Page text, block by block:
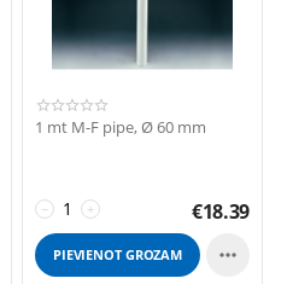
1 mt M-F pipe, Ø 60 mm
+
− €18.39
PIEVIENOT GROZAM 